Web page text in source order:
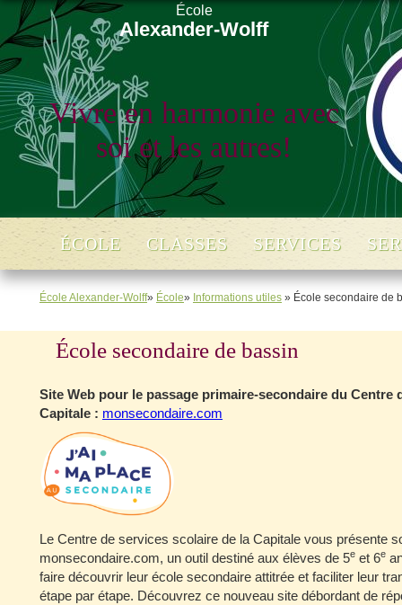
École
Alexander-Wolff
Vivre en harmonie avec
soi et les autres!
ÉCOLE CLASSES SERVICES
École Alexander-Wolff» École» Informations utiles » École secondaire de
École secondaire de bassin
Site Web pour le passage primaire-secondaire du Centre
Capitale : monsecondaire.com
Le Centre de services scolaire de la Capitale vous présente
monsecondaire.com, un outil destiné aux élèves de 5e et 6e
faire découvrir leur école secondaire attitrée et faciliter leur
étape par étape. Découvrez ce nouveau site débordant de